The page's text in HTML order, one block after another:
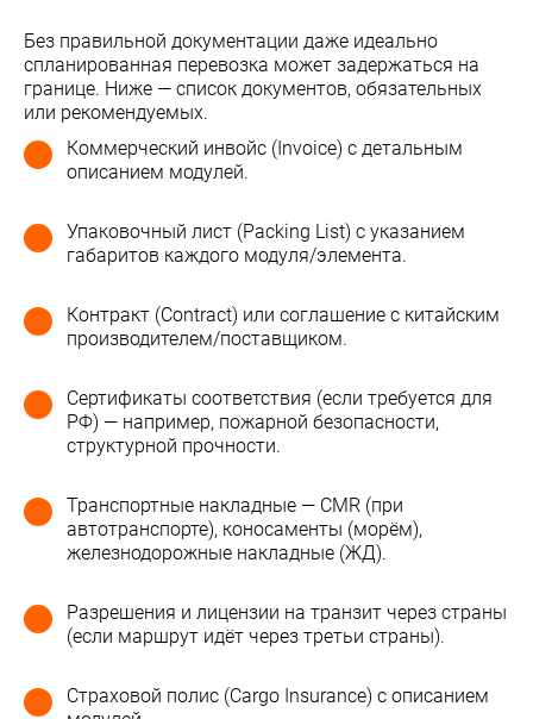
Без правильной документации даже идеально
спланированная перевозка может задержаться на
границе. Ниже — список документов, обязательных
или рекомендуемых.
Коммерческий инвойс (Invoice) с детальным
описанием модулей.
Упаковочный лист (Packing List) с указанием
габаритов каждого модуля/элемента.
Контракт (Contract) или соглашение с китайским
производителем/поставщиком.
Сертификаты соответствия (если требуется для
РФ) — например, пожарной безопасности,
структурной прочности.
Транспортные накладные — CMR (при
автотранспорте), коносаменты (морём),
железнодорожные накладные (ЖД).
Разрешения и лицензии на транзит через страны
(если маршрут идёт через третьи страны).
Страховой полис (Cargo Insurance) с описанием